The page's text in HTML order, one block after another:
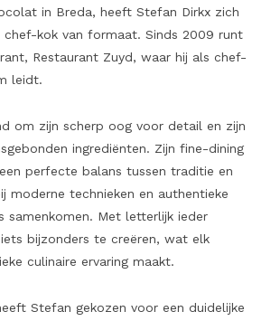
in Breda, heeft Stefan Dirkx zich
kok van formaat. Sinds 2009 runt
Restaurant Zuyd, waar hij als chef-
leidt.
om zijn scherp oog voor detail en zijn
ingrediënten. Zijn fine-dining
perfecte balans tussen traditie en
moderne technieken en authentieke
samenkomen. Met letterlijk ieder
bijzonders te creëren, wat elk
culinaire ervaring maakt.
Stefan gekozen voor een duidelijke